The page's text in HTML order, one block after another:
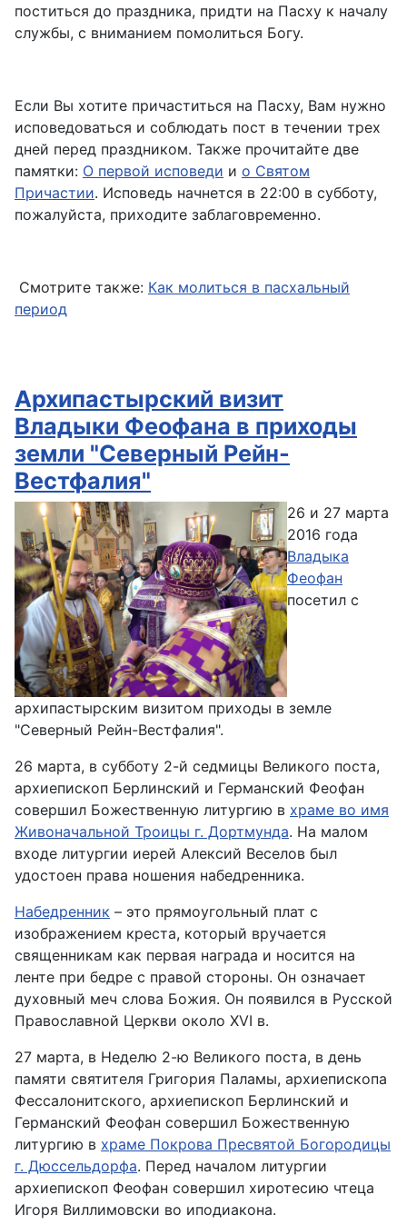
поститься до праздника, придти на Пасху к началу
службы, с вниманием помолиться Богу.
Если Вы хотите причаститься на Пасху, Вам нужно
исповедоваться и соблюдать пост в течении трех
дней перед праздником. Также прочитайте две
памятки: О первой исповеди и о Святом
Причастии. Исповедь начнется в 22:00 в субботу,
пожалуйста, приходите заблаговременно.
Смотрите также: Как молиться в пасхальный
период
Архипастырский визит
Владыки Феофана в приходы
земли "Северный Рейн-
Вестфалия"
26 и 27 марта
2016 года
Владыка
Феофан
посетил с
архипастырским визитом приходы в земле
"Северный Рейн-Вестфалия".
26 марта, в субботу 2-й седмицы Великого поста,
архиепископ Берлинский и Германский Феофан
совершил Божественную литургию в храме во имя
Живоначальной Троицы г. Дортмунда. На малом
входе литургии иерей Алексий Веселов был
удостоен права ношения набедренника.
Набедренник – это прямоугольный плат с
изображением креста, который вручается
священникам как первая награда и носится на
ленте при бедре с правой стороны. Он означает
духовный меч слова Божия. Он появился в Русской
Православной Церкви около XVI в.
27 марта, в Неделю 2-ю Великого поста, в день
памяти святителя Григория Паламы, архиепископа
Фессалонитского, архиепископ Берлинский и
Германский Феофан совершил Божественную
литургию в храме Покрова Пресвятой Богородицы
г. Дюссельдорфа. Перед началом литургии
архиепископ Феофан совершил хиротесию чтеца
Игоря Виллимовски во иподиакона.